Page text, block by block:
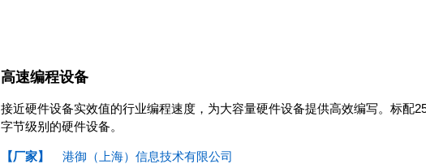
高速编程设备
接近硬件设备实效值的行业编程速度，为大容量硬件设备提供高效编写。标配
字节级别的硬件设备。
【厂家】
港御（上海）信息技术有限公司